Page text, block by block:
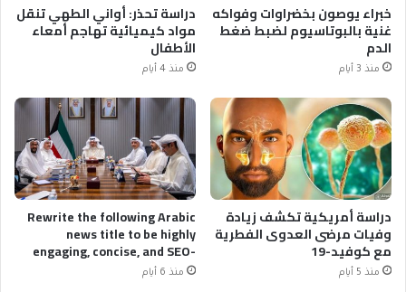
خبراء يوصون بخضراوات وفواكه
غنية بالبوتاسيوم لضبط ضغط
الدم
منذ 3 أيام
دراسة تحذر: أواني الطهي تنقل
مواد كيميائية تهاجم أمعاء
الأطفال
منذ 4 أيام
دراسة أمريكية تكشف زيادة
وفيات مرضى العدوى الفطرية
مع كوفيد-19
منذ 5 أيام
Rewrite the following Arabic
news title to be highly
engaging, concise, and SEO-
رئيس الوزراء الكويتي يبحث
منذ 6 أيام